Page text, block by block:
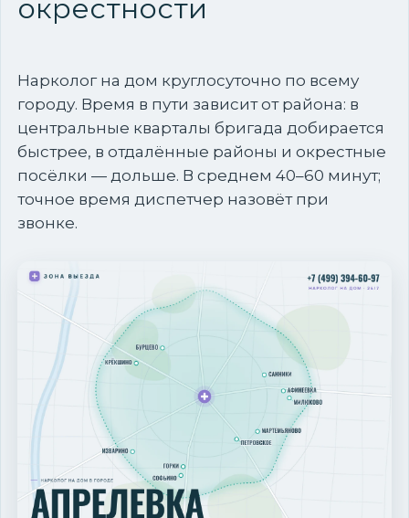
окрестности
Нарколог на дом круглосуточно по всему
городу. Время в пути зависит от района: в
центральные кварталы бригада добирается
быстрее, в отдалённые районы и окрестные
посёлки — дольше. В среднем 40–60 минут;
точное время диспетчер назовёт при
звонке.